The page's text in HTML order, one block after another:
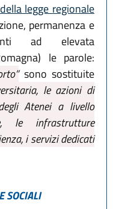
legge regionale
permanenza e
ad elevata
le parole:
sono sostituite
le azioni di
Atenei a livello
le infrastrutture
i servizi dedicati
SOCIALI